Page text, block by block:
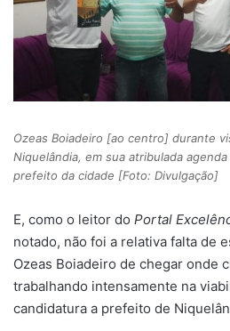
Ozeas Boiadeiro [ao centro] durante
Niquelândia, em sua atribulada
prefeito da cidade [Foto: Divulgação]
E, como o leitor do Portal
notado, não foi a relativa falta de
Ozeas Boiadeiro de chegar onde
trabalhando intensamente na
candidatura a prefeito de